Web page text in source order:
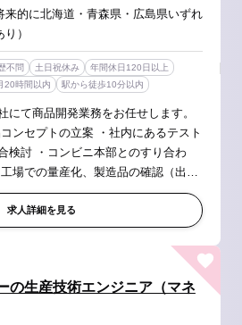
的に北海道・青森県・広島県いずれ
）
不問 土日祝休み
年間休日120日以上
20時間以内 駅から徒歩10分以内
にて商品開発業務をお任せします。
ンセプトの立案 ・社内にあるテスト
検討 ・コンビニ本部とのすり合わ
場での量産化、製造品の確認（出張
求人詳細を見る
の生産技術エンジニア（マネ